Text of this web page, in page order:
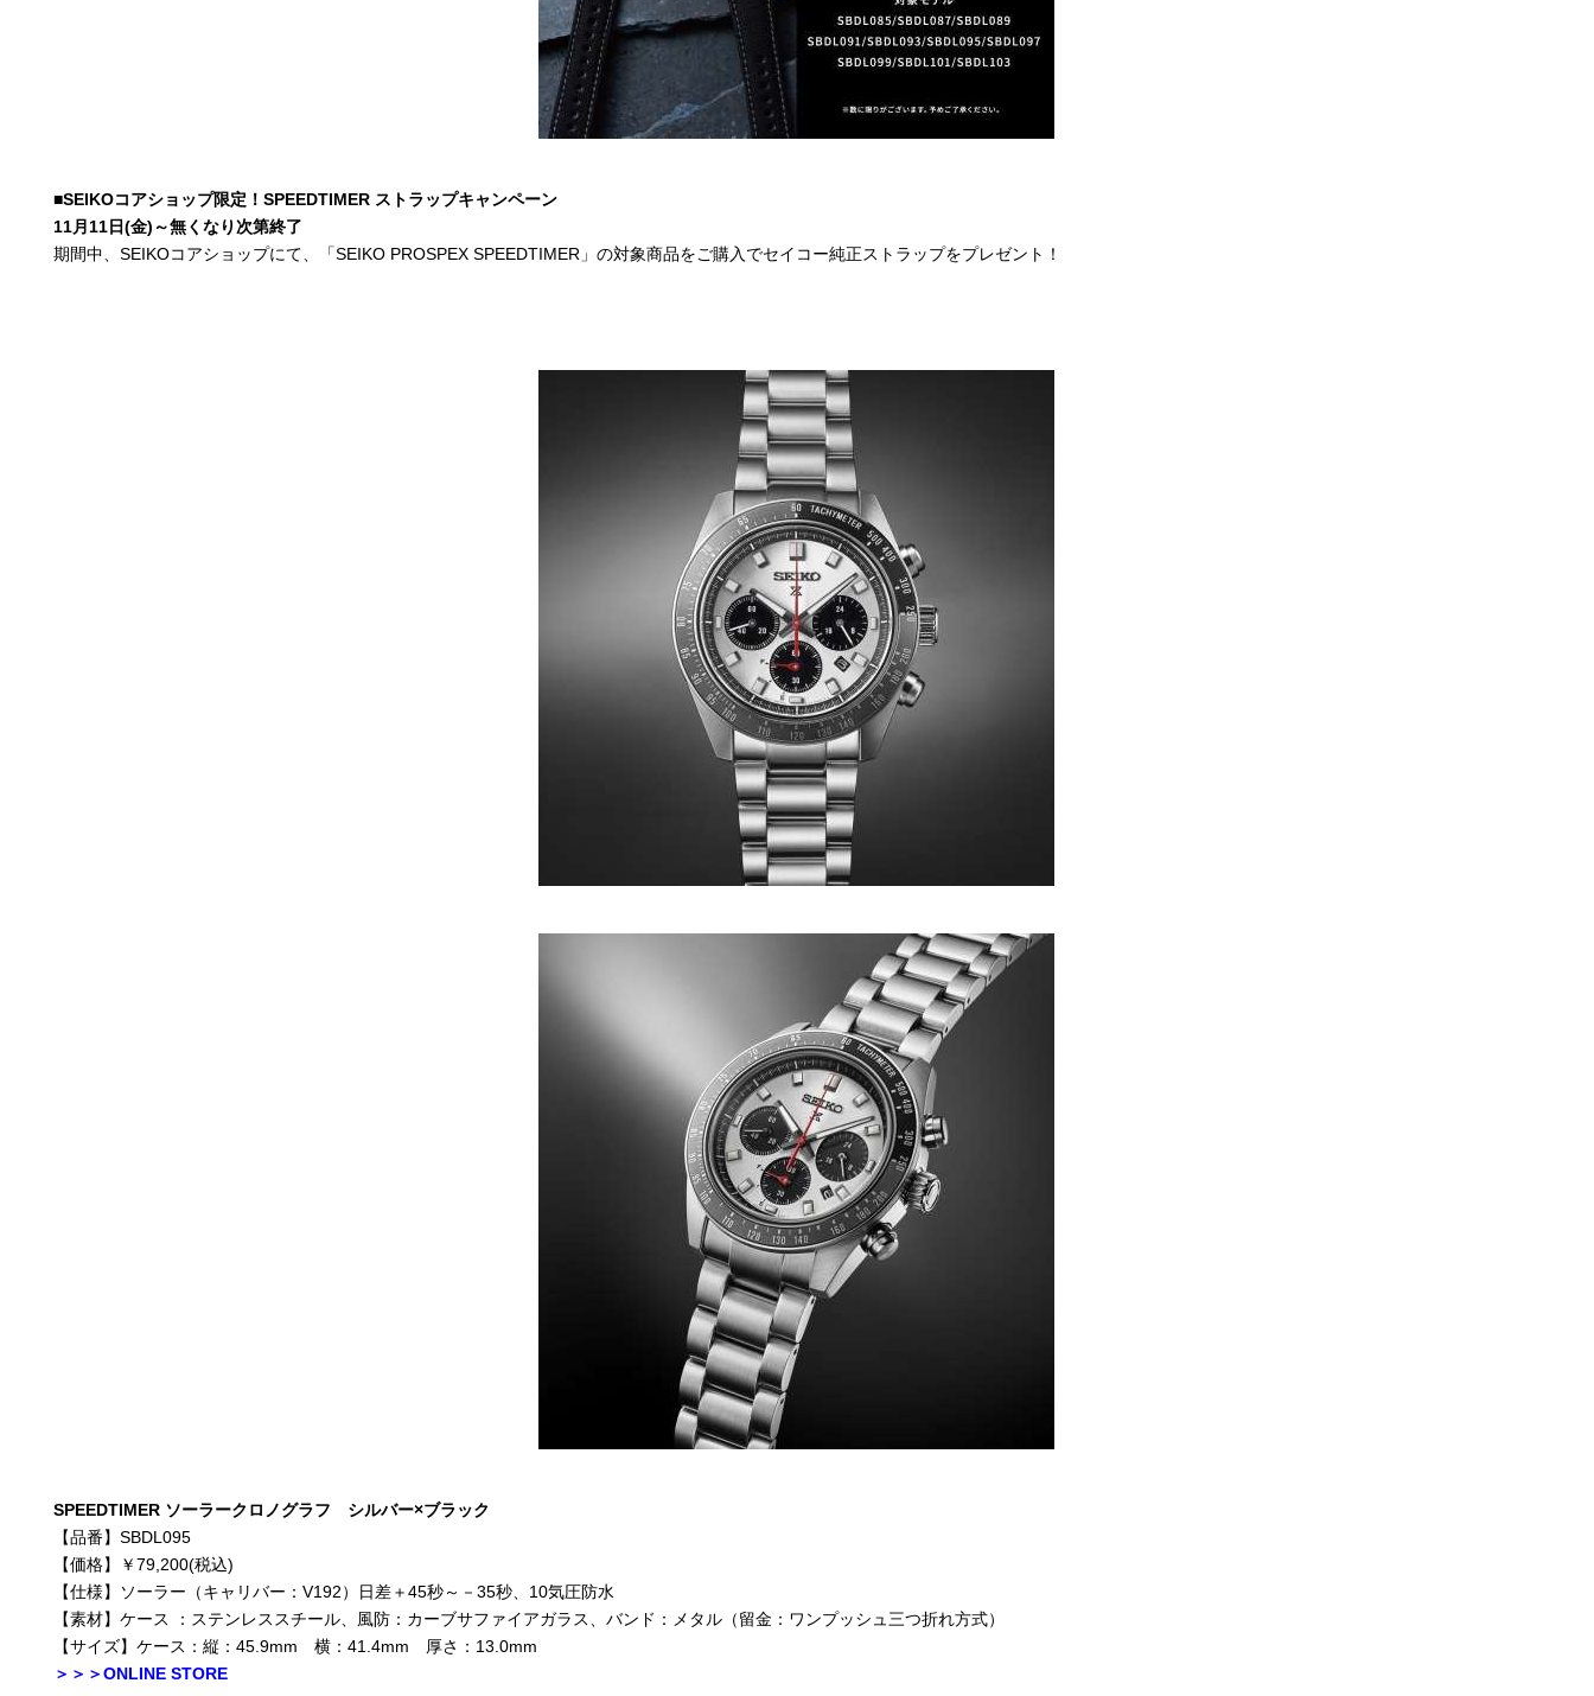
■SEIKOコアショップ限定！SPEEDTIMER ストラップキャンペーン
11月11日(金)～無くなり次第終了
期間中、SEIKOコアショップにて、「SEIKO PROSPEX SPEEDTIMER」の対象商品をご購入でセイコー純正ストラップをプレゼント！
SPEEDTIMER ソーラークロノグラフ シルバー×ブラック
【品番】SBDL095
【価格】￥79,200(税込)
【仕様】ソーラー（キャリバー：V192）日差＋45秒～－35秒、10気圧防水
【素材】ケース ：ステンレススチール、風防：カーブサファイアガラス、バンド：メタル（留金：ワンプッシュ三つ折れ方式）
【サイズ】ケース：縦：45.9mm 横：41.4mm 厚さ：13.0mm
＞＞＞ONLINE STORE